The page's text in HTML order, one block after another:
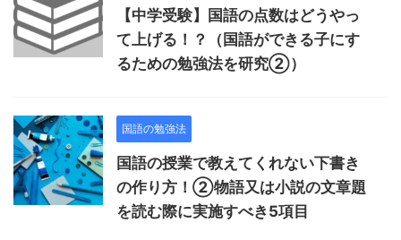
【中学受験】国語の点数はどうやっ
て上げる！？（国語ができる子にす
るための勉強法を研究②）
国語の勉強法
国語の授業で教えてくれない下書き
の作り方！②物語又は小説の文章題
を読む際に実施すべき5項目